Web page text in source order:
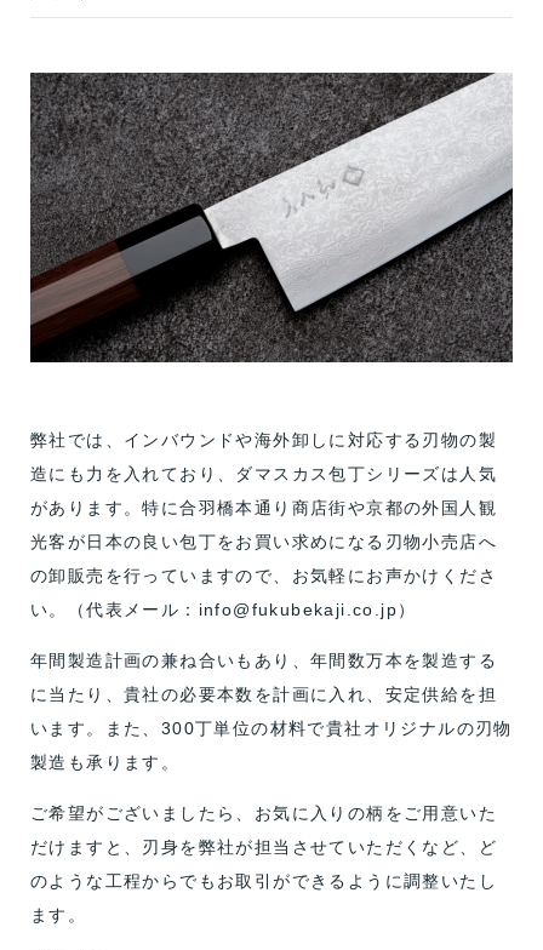
弊社では、インバウンドや海外卸しに対応する刃物の製
造にも力を入れており、ダマスカス包丁シリーズは人気
があります。特に合羽橋本通り商店街や京都の外国人観
光客が日本の良い包丁をお買い求めになる刃物小売店へ
の卸販売を行っていますので、お気軽にお声かけくださ
い。（代表メール：info@fukubekaji.co.jp）
年間製造計画の兼ね合いもあり、年間数万本を製造する
に当たり、貴社の必要本数を計画に入れ、安定供給を担
います。また、300丁単位の材料で貴社オリジナルの刃物
製造も承ります。
ご希望がございましたら、お気に入りの柄をご用意いた
だけますと、刃身を弊社が担当させていただくなど、ど
のような工程からでもお取引ができるように調整いたし
ます。